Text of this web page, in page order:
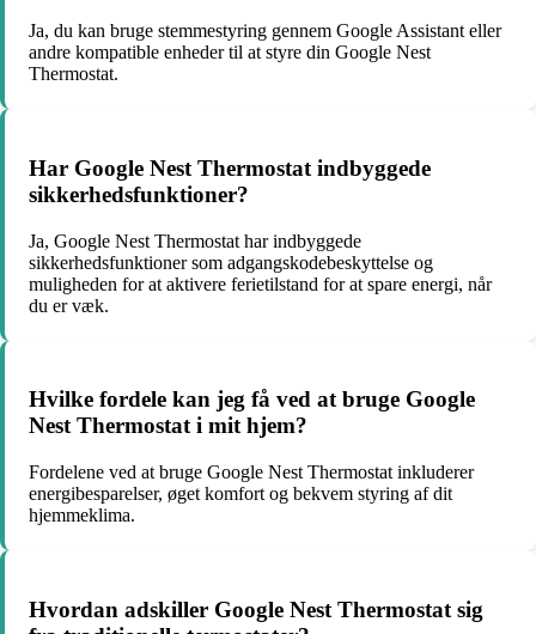
Ja, du kan bruge stemmestyring gennem Google Assistant eller
andre kompatible enheder til at styre din Google Nest
Thermostat.
Har Google Nest Thermostat indbyggede
sikkerhedsfunktioner?
Ja, Google Nest Thermostat har indbyggede
sikkerhedsfunktioner som adgangskodebeskyttelse og
muligheden for at aktivere ferietilstand for at spare energi, når
du er væk.
Hvilke fordele kan jeg få ved at bruge Google
Nest Thermostat i mit hjem?
Fordelene ved at bruge Google Nest Thermostat inkluderer
energibesparelser, øget komfort og bekvem styring af dit
hjemmeklima.
Hvordan adskiller Google Nest Thermostat sig